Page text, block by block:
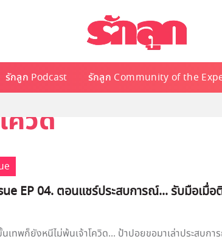
รักลูก Podcast รักลูก Community of the
ควิด
EP 04. ตอนแชร์ประสบการณ์... รับมือเมื่อ
เทพก็ยังหนีไม่พ้นเจ้าโควิด... ป้าปอยขอมาเล่าประสบก